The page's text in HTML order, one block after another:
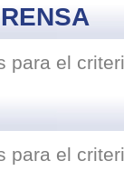
para el
para el